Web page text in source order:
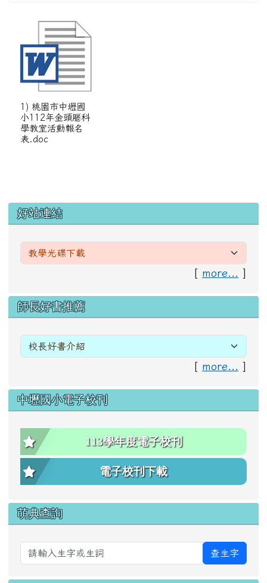
1) 桃園市中壢國
小112年金頭腦科
學教室活動報名
表.doc
左邊區域內容
好站連結
[ more... ]
右邊區域內容
師長好書推薦
[ more... ]
中壢國小電子校刊
113學年度電子校刊
電子校刊下載
萌典查詢
查生字